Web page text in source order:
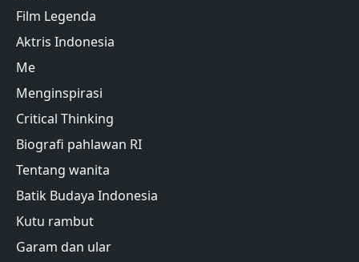
Film Legenda
Aktris Indonesia
Me
Menginspirasi
Critical Thinking
Biografi pahlawan RI
Tentang wanita
Batik Budaya Indonesia
Kutu rambut
Garam dan ular